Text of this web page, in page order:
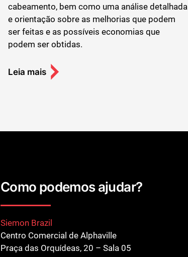
cabeamento, bem como uma análise detalhada
e orientação sobre as melhorias que podem
ser feitas e as possíveis economias que
podem ser obtidas.
Leia mais
Como podemos ajudar?
Siemon Brazil
Centro Comercial de Alphaville
Praça das Orquídeas, 20 – Sala 05